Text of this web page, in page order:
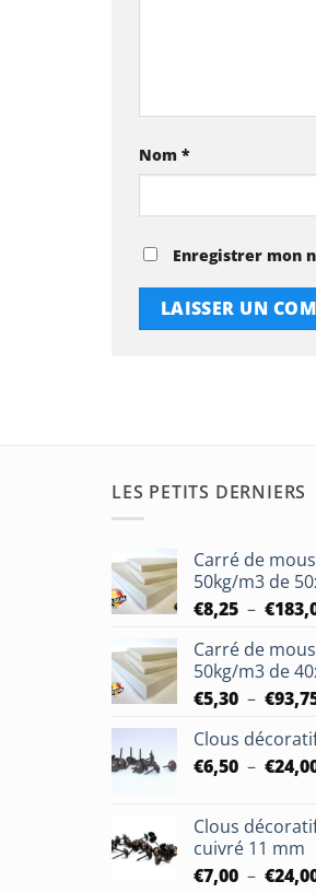
Nom *
Enregistrer mon
LES PETITS DERNIERS
Carré de
50kg/m3 de
€8,25 – €
Carré de
50kg/m3 de
€5,30 – €
Clous
€6,50 – €
Clous
cuivré 11 mm
€7,00 – €